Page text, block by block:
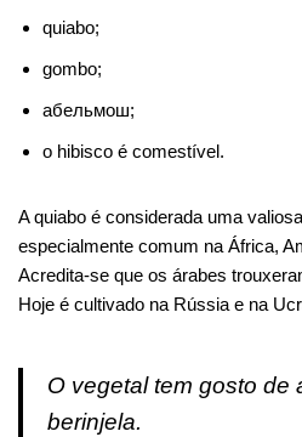
quiabo;
gombo;
абельмош;
o hibisco é comestível.
A quiabo é considerada uma
especialmente comum na África,
Acredita-se que os árabes
Hoje é cultivado na Rússia e na
O vegetal tem gosto de
berinjela.